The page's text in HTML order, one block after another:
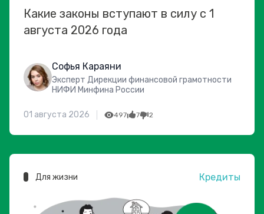
Какие законы вступают в силу с 1
августа 2026 года
Софья Караяни
Эксперт Дирекции финансовой грамотности
НИФИ Минфина России
01 августа 2026 497 7 2
Для жизни Кредиты